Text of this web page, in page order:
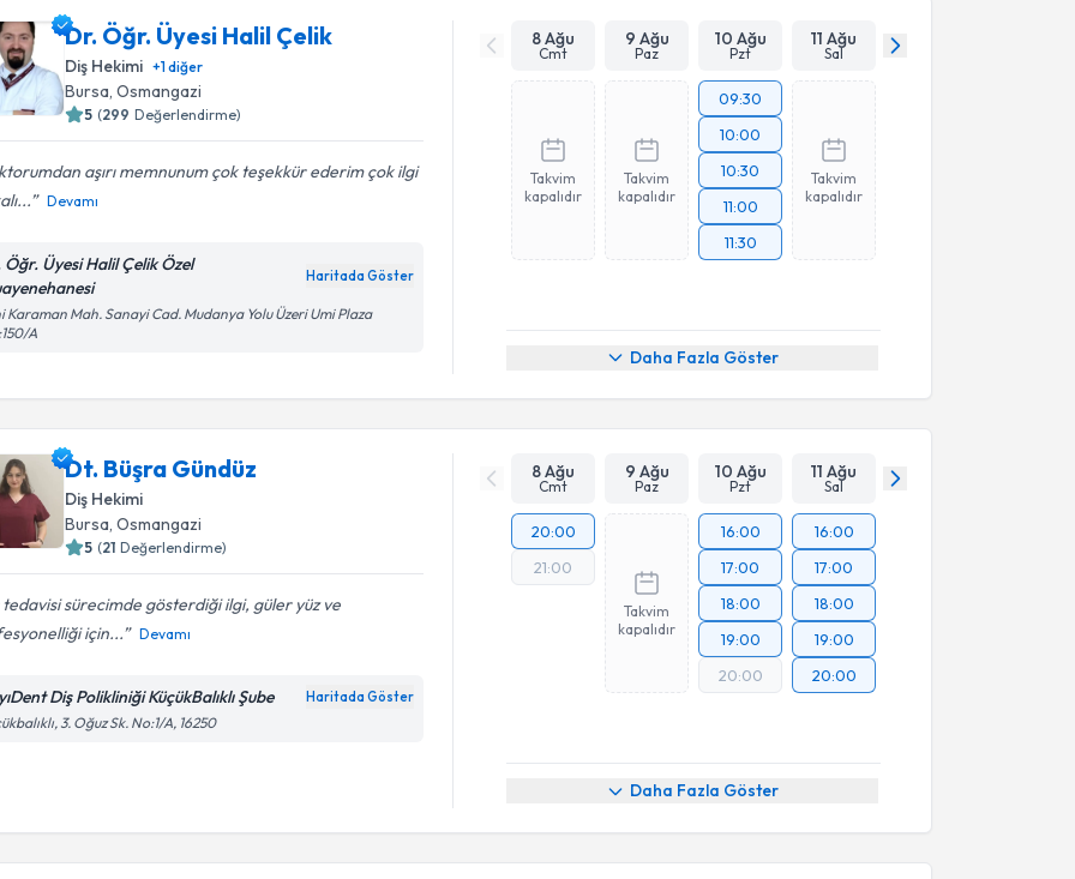
Dr. Öğr. Üyesi Halil Çelik
Diş Hekimi +1diğer
Bursa , Osmangazi
5 (299 Değerlendirme)
aşırı memnunum çok teşekkür ederim çok ilgi
Devamı
Öğr. Üyesi Halil Çelik Özel
Haritada Göster
Karaman Mah. Sanayi Cad. Mudanya Yolu Üzeri Umi Plaza
A
8 Ağu
Cmt
9 Ağu
Paz
10 Ağu
Pzt
11 Ağu
Sal
Takvim
kapalıdır
Takvim
kapalıdır
09:30
10:00
10:30
11:00
11:30
Takvim
kapalıdır
Daha Fazla Göster
Dt. Büşra Gündüz
Diş Hekimi
Bursa, Osmangazi
5 (21 Değerlendirme)
tedavisi sürecimde gösterdiği ilgi, güler yüz ve
için...
Devamı
Diş Polikliniği KüçükBalıklı Şube Haritada Göster
3. Oğuz Sk. No:1/A, 16250
8 Ağu
Cmt
9 Ağu
Paz
10 Ağu
Pzt
11 Ağu
Sal
20:00
21:00
Takvim
kapalıdır
16:00
17:00
18:00
19:00
20:00
16:00
17:00
18:00
19:00
20:00
Daha Fazla Göster